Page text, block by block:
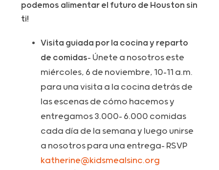
podemos alimentar el futuro de Houston sin
ti!
Visita guiada por la cocina y reparto
de comidas- Únete a nosotros este
miércoles, 6 de noviembre, 10-11 a.m.
para una visita a la cocina detrás de
las escenas de cómo hacemos y
entregamos 3.000- 6.000 comidas
cada día de la semana y luego unirse
a nosotros para una entrega- RSVP
katherine@kidsmealsinc.org